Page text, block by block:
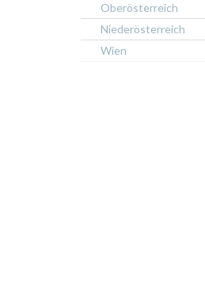
Oberösterreich
Niederösterreich
Wien